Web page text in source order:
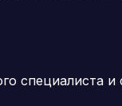
специалиста